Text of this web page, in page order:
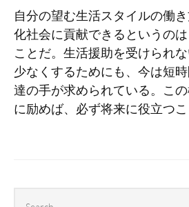
自分の望む生活スタイルの働
化社会に貢献できるというの
ことだ。生活援助を受けられ
少なくするためにも、今は短
達の手が求められている。こ
に励めば、必ず将来に役立つこ